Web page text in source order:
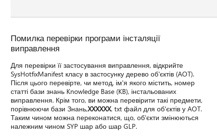
Помилка перевірки програми інсталяції
виправлення
Для перевірки її застосування виправлення, відкрийте
SysHotfixManifest класу в застосунку дерево об'єктів (AOT).
Після цього перевірте, чи метод, ім'я якого містить, номер
статті бази знань Knowledge Base (KB), інстальованих
виправлення. Крім того, ви можна перевірити такі предмети,
порівнюючи бази Знань,XXXXXX. txt файл для об'єктів у AOT.
Таким чином можна переконатися, що, об'єкти змінюються
належним чином SYP шар або шар GLP.